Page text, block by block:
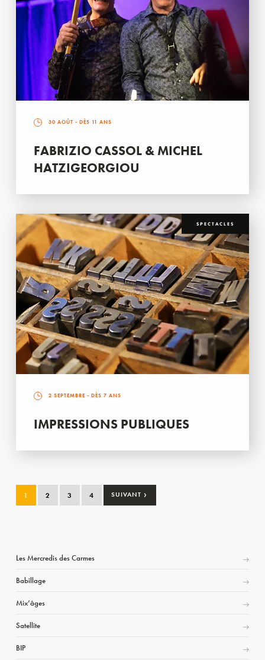
30 AOÛT - DÈS 11 ANS
FABRIZIO CASSOL & MICHEL
HATZIGEORGIOU
SPECTACLES
2 SEPTEMBRE - DÈS 7 ANS
IMPRESSIONS PUBLIQUES
1 2 3 4 SUIVANT ›
Les Mercredis des Carmes
Babillage
Mix’âges
Satellite
BIP